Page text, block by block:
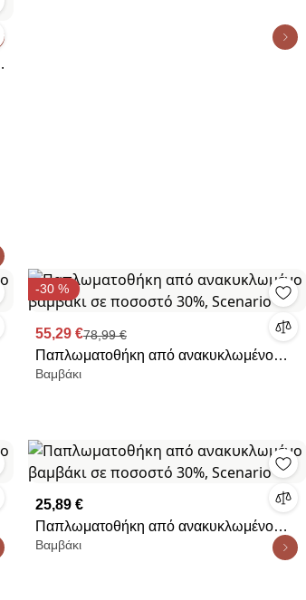
-30 %
55,29 €78,99 €
Παπλωματοθήκη από ανακυκλωμένο
βαμβάκι σε ποσοστό 30%, Scenario
Βαμβάκι
25,89 €
Παπλωματοθήκη από ανακυκλωμένο
βαμβάκι σε ποσοστό 30%, Scenario
Βαμβάκι